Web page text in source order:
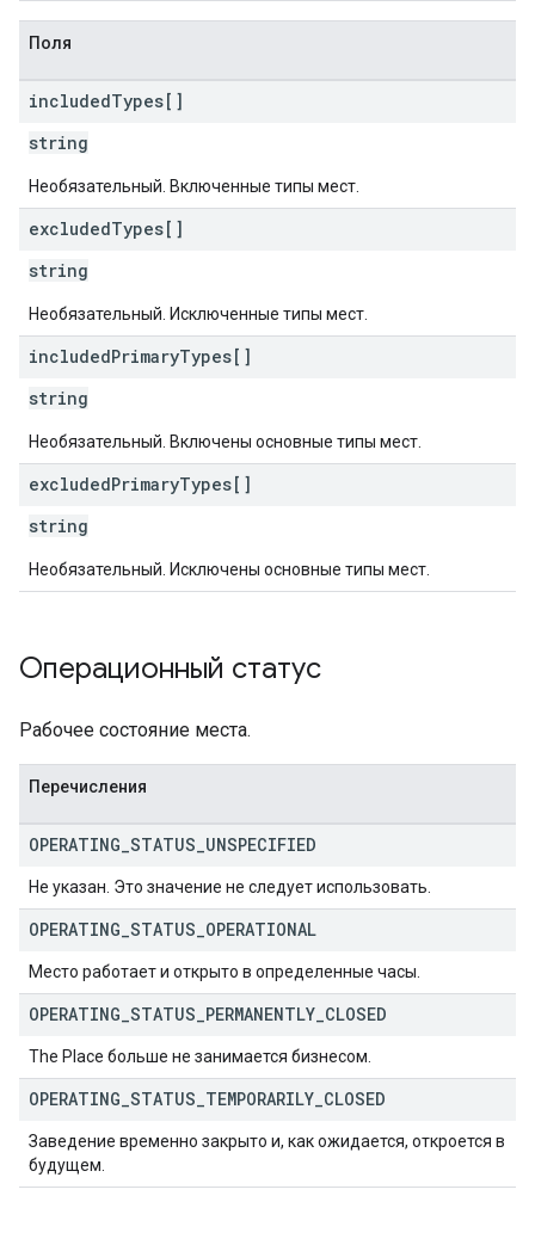
Поля
includedTypes[]
string
Необязательный. Включенные типы мест.
excludedTypes[]
string
Необязательный. Исключенные типы мест.
includedPrimaryTypes[]
string
Необязательный. Включены основные типы мест.
excludedPrimaryTypes[]
string
Необязательный. Исключены основные типы мест.
Операционный статус
Рабочее состояние места.
Перечисления
OPERATING STATUS UNSPECIFIED
Не указан. Это значение не следует использовать.
OPERATING STATUS OPERATIONAL
Место работает и открыто в определенные часы.
OPERATING STATUS PERMANENTLY CLOSED
The Place больше не занимается бизнесом.
OPERATING STATUS TEMPORARILY CLOSED
Заведение временно закрыто и, как ожидается, откроется в
будущем.